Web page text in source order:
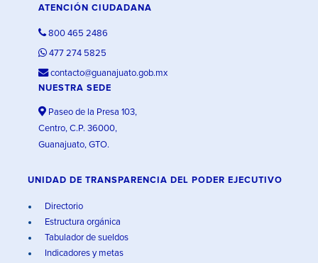
ATENCIÓN CIUDADANA
800 465 2486
477 274 5825
contacto@guanajuato.gob.mx
NUESTRA SEDE
Paseo de la Presa 103,
Centro, C.P. 36000,
Guanajuato, GTO.
UNIDAD DE TRANSPARENCIA DEL PODER EJECUTIVO
Directorio
Estructura orgánica
Tabulador de sueldos
Indicadores y metas